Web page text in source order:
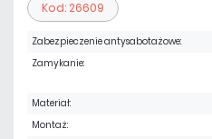
Kod: 26609
Zabezpieczenie antysabotażowe:
Zamykanie:
Materiał:
Montaż: